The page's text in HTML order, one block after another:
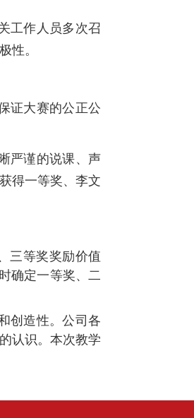
工作人员多次召
性。
证大赛的公正公
严谨的说课、声
得一等奖、李文
三等奖奖励价值
确定一等奖、二
创造性。公司各
认识。本次教学